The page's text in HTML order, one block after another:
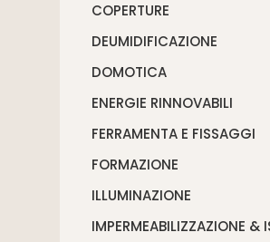
COPERTURE
DEUMIDIFICAZIONE
DOMOTICA
ENERGIE RINNOVABILI
FERRAMENTA E FISSAGGI
FORMAZIONE
ILLUMINAZIONE
IMPERMEABILIZZAZIONE &